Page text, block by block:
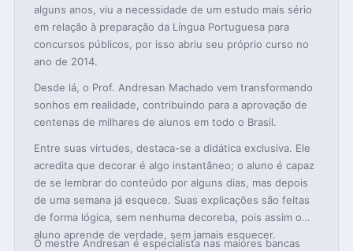
alguns anos, viu a necessidade de um estudo mais sério
em relação à preparação da Língua Portuguesa para
concursos públicos, por isso abriu seu próprio curso no
ano de 2014.
Desde lá, o Prof. Andresan Machado vem transformando
sonhos em realidade, contribuindo para a aprovação de
centenas de milhares de alunos em todo o Brasil.
Entre suas virtudes, destaca-se a didática exclusiva. Ele
acredita que decorar é algo instantâneo; o aluno é capaz
de se lembrar do conteúdo por alguns dias, mas depois
de uma semana já esquece. Suas explicações são feitas
de forma lógica, sem nenhuma decoreba, pois assim o
aluno aprende de verdade, sem jamais esquecer.
O mestre Andresan é especialista nas maiores bancas